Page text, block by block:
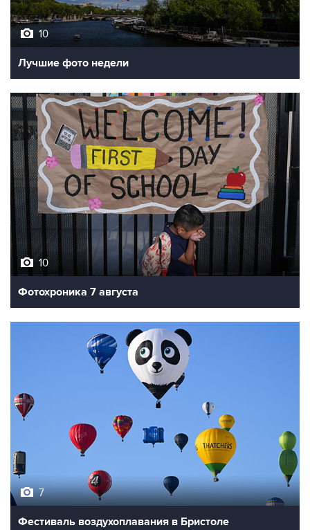
10
Лучшие фото недели
10
Фотохроника 7 августа
7
Фестиваль воздухоплавания в Бристоле